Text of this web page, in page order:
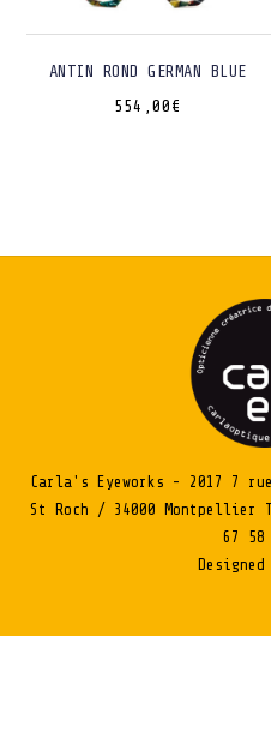
ANTIN ROND GERMAN BLUE
554,00 €
Carla's Eyeworks - 2017 7
St Roch / 34000 Montpellier
67 58
Designed